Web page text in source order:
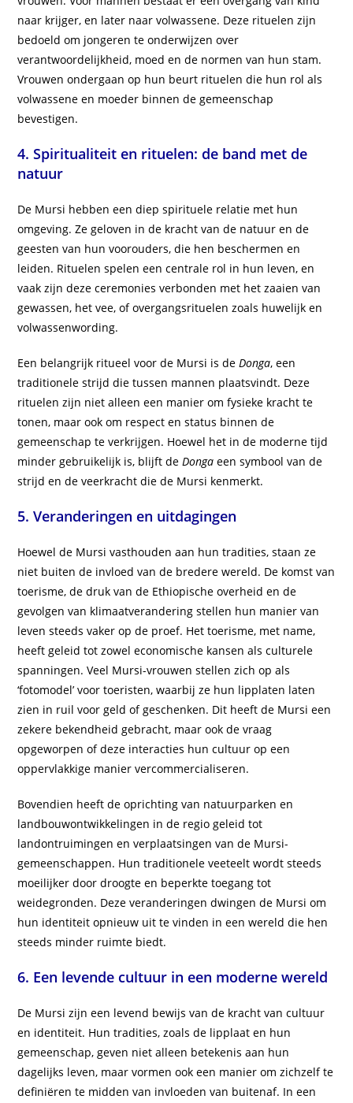
naar krijger, en later naar volwassene. Deze rituelen zijn
bedoeld om jongeren te onderwijzen over
verantwoordelijkheid, moed en de normen van hun stam.
Vrouwen ondergaan op hun beurt rituelen die hun rol als
volwassene en moeder binnen de gemeenschap
bevestigen.
4. Spiritualiteit en rituelen: de band met de
natuur
De Mursi hebben een diep spirituele relatie met hun
omgeving. Ze geloven in de kracht van de natuur en de
geesten van hun voorouders, die hen beschermen en
leiden. Rituelen spelen een centrale rol in hun leven, en
vaak zijn deze ceremonies verbonden met het zaaien van
gewassen, het vee, of overgangsrituelen zoals huwelijk en
volwassenwording.
Een belangrijk ritueel voor de Mursi is deDonga, een
traditionele strijd die tussen mannen plaatsvindt. Deze
rituelen zijn niet alleen een manier om fysieke kracht te
tonen, maar ook om respect en status binnen de
gemeenschap te verkrijgen. Hoewel het in de moderne tijd
minder gebruikelijk is, blijft deDonga een symbool van de
strijd en de veerkracht die de Mursi kenmerkt.
5. Veranderingen en uitdagingen
Hoewel de Mursi vasthouden aan hun tradities, staan ze
niet buiten de invloed van de bredere wereld. De komst van
toerisme, de druk van de Ethiopische overheid en de
gevolgen van klimaatverandering stellen hun manier van
leven steeds vaker op de proef. Het toerisme, met name,
heeft geleid tot zowel economische kansen als culturele
spanningen. Veel Mursi-vrouwen stellen zich op als
‘fotomodel’ voor toeristen, waarbij ze hun lipplaten laten
zien in ruil voor geld of geschenken. Dit heeft de Mursi een
zekere bekendheid gebracht, maar ook de vraag
opgeworpen of deze interacties hun cultuur op een
oppervlakkige manier vercommercialiseren.
Bovendien heeft de oprichting van natuurparken en
landbouwontwikkelingen in de regio geleid tot
landontruimingen en verplaatsingen van de Mursi-
gemeenschappen. Hun traditionele veeteelt wordt steeds
moeilijker door droogte en beperkte toegang tot
weidegronden. Deze veranderingen dwingen de Mursi om
hun identiteit opnieuw uit te vinden in een wereld die hen
steeds minder ruimte biedt.
6. Een levende cultuur in een moderne wereld
De Mursi zijn een levend bewijs van de kracht van cultuur
en identiteit. Hun tradities, zoals de lipplaat en hun
gemeenschap, geven niet alleen betekenis aan hun
dagelijks leven, maar vormen ook een manier om zichzelf te
definiëren te midden van invloeden van buitenaf. In een